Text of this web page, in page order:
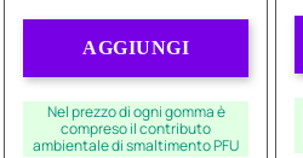
AGGIUNGI
Nel prezzo di ogni gomma è
compreso il contributo
ambientale di smaltimento PFU